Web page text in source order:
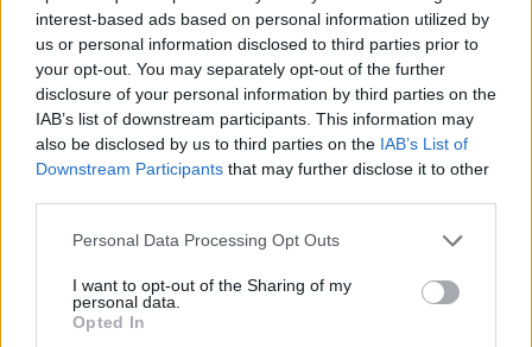
interest-based ads based on personal information utilized by
us or personal information disclosed to third parties prior to
your opt-out. You may separately opt-out of the further
disclosure of your personal information by third parties on the
IAB’s list of downstream participants. This information may
also be disclosed by us to third parties on the IAB’s List of
Downstream Participants that may further disclose it to other
Personal Data Processing Opt Outs
I want to opt-out of the Sharing of my
personal data.
Opted In
pallone arriva sui piedi di Reijnders che prova la
conclusione dalla distanza. Il pallone finisce di
pochissimo fuori dallo specchio.
Borussia Dortmund-Milan, il tabellino
BORUSSIA DORTMUND (4-2-3-1): Kobel;
Ryerson, Hummels, Schlotterbeck, Bensebaini;
Reus (72′ Nmecha), Brandt (62′ Adeyemi);
Fullkrug (84' Moukoko). All. Terzic. A disp.